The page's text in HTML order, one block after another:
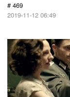
# 469
2019-11-12 06:49